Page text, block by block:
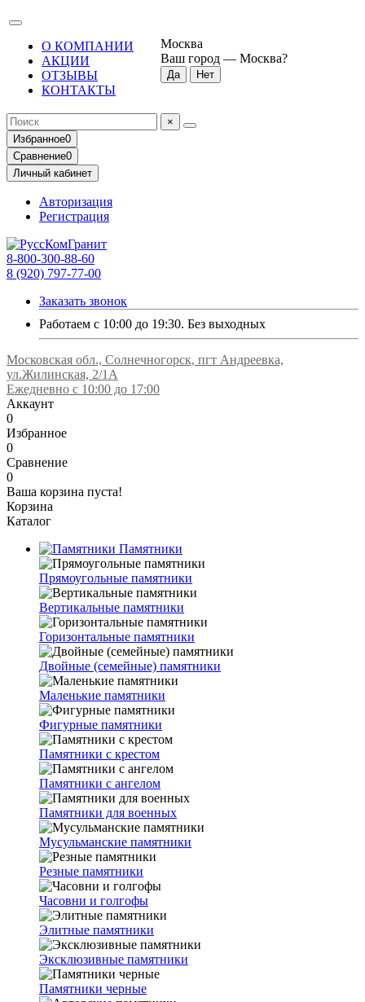
О КОМПАНИИ
АКЦИИ
ОТЗЫВЫ
КОНТАКТЫ
Москва
Ваш город — Москва?
×
Избранное0
Сравнение0
Личный кабинет
Авторизация
Регистрация
8-800-300-88-60
8 (920) 797-77-00
Заказать звонок
Работаем с 10:00 до 19:30. Без выходных
Московская обл., Солнечногорск, пгт Андреевка,
ул.Жилинская, 2/1А
Ежедневно с 10:00 до 17:00
Аккаунт
0
Избранное
0
Сравнение
0
Ваша корзина пуста!
Корзина
Каталог
Памятники
Прямоугольные памятники
Вертикальные памятники
Горизонтальные памятники
Двойные (семейные) памятники
Маленькие памятники
Фигурные памятники
Памятники с крестом
Памятники с ангелом
Памятники для военных
Мусульманские памятники
Резные памятники
Часовни и голгофы
Элитные памятники
Эксклюзивные памятники
Памятники черные